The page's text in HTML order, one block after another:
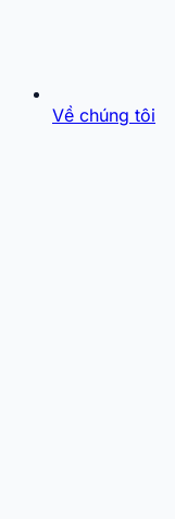
Về chúng tôi